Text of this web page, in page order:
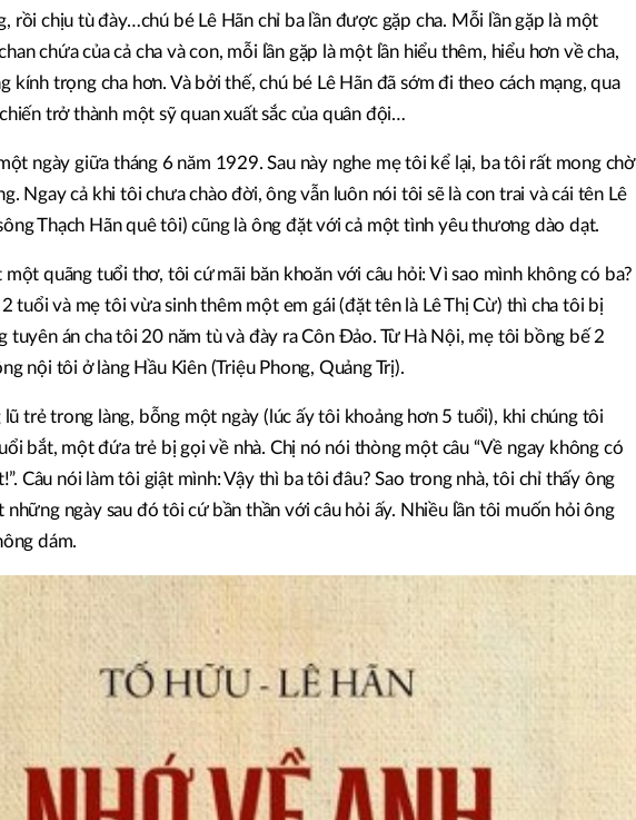
rồi chịu tù đày…chú bé Lê Hãn chỉ ba lần được gặp cha. Mỗi lần gặp là một
chứa của cả cha và con, mỗi lần gặp là một lần hiểu thêm, hiểu hơn về cha,
kính trọng cha hơn. Và bởi thế, chú bé Lê Hãn đã sớm đi theo cách mạng, qua
trở thành một sỹ quan xuất sắc của quân đội…
ngày giữa tháng 6 năm 1929. Sau này nghe mẹ tôi kể lại, ba tôi rất mong chờ
Ngay cả khi tôi chưa chào đời, ông vẫn luôn nói tôi sẽ là con trai và cái tên Lê
Thạch Hãn quê tôi) cũng là ông đặt với cả một tình yêu thương dào dạt.
một quãng tuổi thơ, tôi cứ mãi băn khoăn với câu hỏi: Vì sao mình không có ba?
tuổi và mẹ tôi vừa sinh thêm một em gái (đặt tên là Lê Thị Cừ) thì cha tôi bị
tuyên án cha tôi 20 năm tù và đày ra Côn Đảo. Từ Hà Nội, mẹ tôi bồng bế 2
nội tôi ở làng Hầu Kiên (Triệu Phong, Quảng Trị).
lũ trẻ trong làng, bỗng một ngày (lúc ấy tôi khoảng hơn 5 tuổi), khi chúng tôi
bắt, một đứa trẻ bị gọi về nhà. Chị nó nói thòng một câu “Về ngay không có
Câu nói làm tôi giật mình: Vậy thì ba tôi đâu? Sao trong nhà, tôi chỉ thấy ông
những ngày sau đó tôi cứ bần thần với câu hỏi ấy. Nhiều lần tôi muốn hỏi ông
dám.